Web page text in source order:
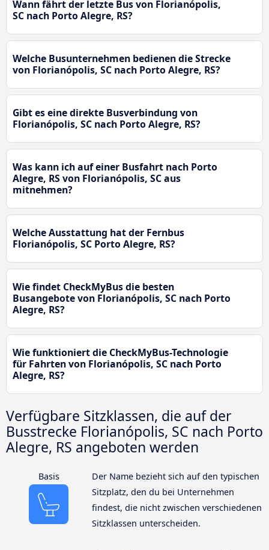
Wann fährt der letzte Bus von Florianópolis,
SC nach Porto Alegre, RS?
Welche Busunternehmen bedienen die Strecke
von Florianópolis, SC nach Porto Alegre, RS?
Gibt es eine direkte Busverbindung von
Florianópolis, SC nach Porto Alegre, RS?
Was kann ich auf einer Busfahrt nach Porto
Alegre, RS von Florianópolis, SC aus
mitnehmen?
Welche Ausstattung hat der Fernbus
Florianópolis, SC Porto Alegre, RS?
Wie findet CheckMyBus die besten
Busangebote von Florianópolis, SC nach Porto
Alegre, RS?
Wie funktioniert die CheckMyBus-Technologie
für Fahrten von Florianópolis, SC nach Porto
Alegre, RS?
Verfügbare Sitzklassen, die auf der
Busstrecke Florianópolis, SC nach Porto
Alegre, RS angeboten werden
Basis
Der Name bezieht sich auf den typischen
Sitzplatz, den du bei Unternehmen
findest, die nicht zwischen verschiedenen
Sitzklassen unterscheiden.